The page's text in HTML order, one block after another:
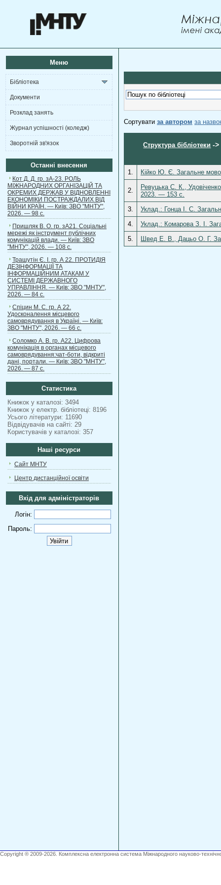
Меню
Бібліотека
Документи
Розклад занять
Журнал успішності (коледж)
Зворотній зв'язок
Останні внесення
Кот Д. Д. гр. зА-23. РОЛЬ
МІЖНАРОДНИХ ОРГАНІЗАЦІЙ ТА
ОКРЕМИХ ДЕРЖАВ У ВІДНОВЛЕННІ
ЕКОНОМІКИ ПОСТРАЖДАЛИХ ВІД
ВІЙНИ КРАЇН. — Київ: ЗВО "МНТУ",
2026. — 98 с.
Пришляк В. О. гр. зА21. Соціальні
мережі як інструмент публічних
комунікацій влади. — Київ: ЗВО
"МНТУ", 2026. — 108 с.
Трашутін Є. І. гр. А 22. ПРОТИДІЯ
ДЕЗІНФОРМАЦІЇ ТА
ІНФОРМАЦІЙНИМ АТАКАМ У
СИСТЕМІ ДЕРЖАВНОГО
УПРАВЛІННЯ. — Київ: ЗВО "МНТУ",
2026. — 84 с.
Спіцин М. С. гр. А 22.
Удосконалення місцевого
самоврядування в Україні. — Київ:
ЗВО "МНТУ", 2026. — 66 с.
Соломко А. В. гр. А22. Цифрова
комунікація в органах місцевого
самоврядування:чат-боти, відкриті
дані, портали. — Київ: ЗВО "МНТУ",
2026. — 87 с.
Статистика
Книжок у каталозі: 3494
Книжок у електр. бібліотеці: 8196
Усього літератури: 11690
Відвідувачів на сайті: 29
Користувачів у каталозі: 357
Наші ресурси
Сайт МНТУ
Центр дистанційної освіти
Вхід для адміністраторів
Логін:
Пароль:
Сортувати за автором за
Структура бібліотеки ->
1. Кійко Ю. Є. Загальне
2.
Ревуцька С. К.,
2023. — 153 с.
3.
Уклад.: Гонца І. С.
4.
Уклад.: Комарова З. І.
5.
Швед Е. В., Дацьо О. Г.
Copyright ® 2009-2026. Комплексна електронна система Міжнародного науково-